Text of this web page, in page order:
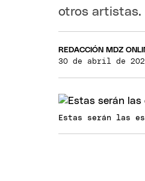
otros artistas.
REDACCIÓN MDZ
30 de abril de
Estas serán las